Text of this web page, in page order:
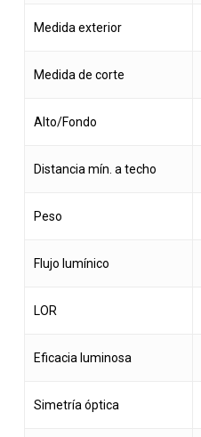
Medida exterior
Medida de corte
Alto/Fondo
Distancia mín. a techo
Peso
Flujo lumínico
LOR
Eficacia luminosa
Simetría óptica